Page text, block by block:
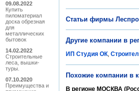
09.08.2022
Купить
пиломатериал
доска обрезная
для
металлических
бытовок
14.02.2022
Строительные
леса, вышки-
туры.
07.10.2020
Преимущества и
Статьи фирмы
Другие компании в
ИП Студия ОК,
Похожие компании в
В регионе МОСКВА